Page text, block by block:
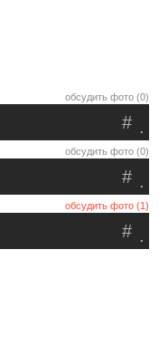
обсудить фото (0)
.
#
обсудить фото (0)
.
#
обсудить фото (1)
.
#